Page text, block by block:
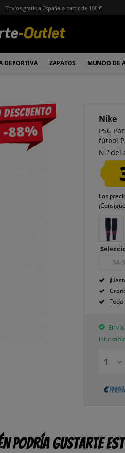
Envíos gratis a España a partir de 100 €
DEPORTIVA ZAPATOS MUNDO DE
descuento
-88%
Nike
PSG
fútbol
N.° del
Los
34-
Todo
podría gustarte